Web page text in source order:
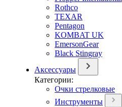
Rothco
TEXAR
Pentagon
KOMBAT UK
EmersonGear
Black Stingray
Аксессуары
Категории:
Очки стрелковые
Инструменты